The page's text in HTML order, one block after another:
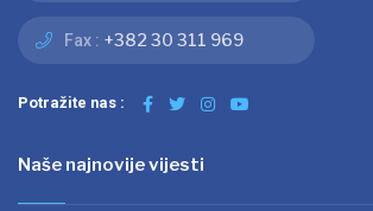
Fax : +382 30 311 969
Potražite nas :
Naše najnovije vijesti